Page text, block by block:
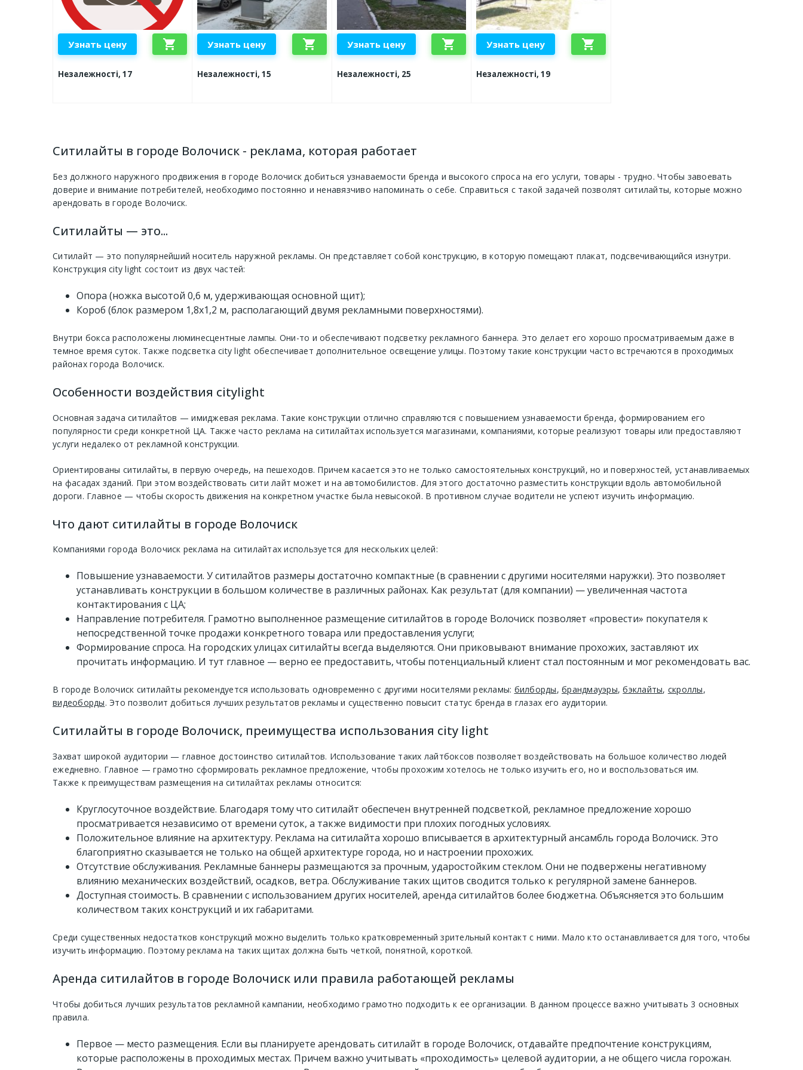
Узнать цену shopping_cart
Незалежності, 17
Узнать цену shopping_cart
Незалежності, 15
Узнать цену shopping_cart
Незалежності, 25
Узнать цену shopping_cart
Незалежності, 19
Ситилайты в городе Волочиск - реклама, которая работает
Без должного наружного продвижения в городе Волочиск добиться узнаваемости бренда и высокого спроса на его услуги, товары - трудно. Чтобы завоевать
доверие и внимание потребителей, необходимо постоянно и ненавязчиво напоминать о себе. Справиться с такой задачей позволят ситилайты, которые можно
арендовать в городе Волочиск.
Ситилайты — это...
Ситилайт — это популярнейший носитель наружной рекламы. Он представляет собой конструкцию, в которую помещают плакат, подсвечивающийся изнутри.
Конструкция city light состоит из двух частей:
Опора (ножка высотой 0,6 м, удерживающая основной щит);
Короб (блок размером 1,8х1,2 м, располагающий двумя рекламными поверхностями).
Внутри бокса расположены люминесцентные лампы. Они-то и обеспечивают подсветку рекламного баннера. Это делает его хорошо просматриваемым даже в
темное время суток. Также подсветка city light обеспечивает дополнительное освещение улицы. Поэтому такие конструкции часто встречаются в проходимых
районах города Волочиск.
Особенности воздействия citylight
Основная задача ситилайтов — имиджевая реклама. Такие конструкции отлично справляются с повышением узнаваемости бренда, формированием его
популярности среди конкретной ЦА. Также часто реклама на ситилайтах используется магазинами, компаниями, которые реализуют товары или предоставляют
услуги недалеко от рекламной конструкции.
Ориентированы ситилайты, в первую очередь, на пешеходов. Причем касается это не только самостоятельных конструкций, но и поверхностей, устанавливаемых
на фасадах зданий. При этом воздействовать сити лайт может и на автомобилистов. Для этого достаточно разместить конструкции вдоль автомобильной
дороги. Главное — чтобы скорость движения на конкретном участке была невысокой. В противном случае водители не успеют изучить информацию.
Что дают ситилайты в городе Волочиск
Компаниями города Волочиск реклама на ситилайтах используется для нескольких целей:
Повышение узнаваемости. У ситилайтов размеры достаточно компактные (в сравнении с другими носителями наружки). Это позволяет
устанавливать конструкции в большом количестве в различных районах. Как результат (для компании) — увеличенная частота
контактирования с ЦА;
Направление потребителя. Грамотно выполненное размещение ситилайтов в городе Волочиск позволяет «провести» покупателя к
непосредственной точке продажи конкретного товара или предоставления услуги;
Формирование спроса. На городских улицах ситилайты всегда выделяются. Они приковывают внимание прохожих, заставляют их
прочитать информацию. И тут главное — верно ее предоставить, чтобы потенциальный клиент стал постоянным и мог рекомендовать вас.
В городе Волочиск ситилайты рекомендуется использовать одновременно с другими носителями рекламы: билборды, брандмауэры,бэклайты, скроллы,
видеоборды. Это позволит добиться лучших результатов рекламы и существенно повысит статус бренда в глазах его аудитории.
Ситилайты в городе Волочиск, преимущества использования city light
Захват широкой аудитории — главное достоинство ситилайтов. Использование таких лайтбоксов позволяет воздействовать на большое количество людей
ежедневно. Главное — грамотно сформировать рекламное предложение, чтобы прохожим хотелось не только изучить его, но и воспользоваться им.
Также к преимуществам размещения на ситилайтах рекламы относится:
Круглосуточное воздействие. Благодаря тому что ситилайт обеспечен внутренней подсветкой, рекламное предложение хорошо
просматривается независимо от времени суток, а также видимости при плохих погодных условиях.
Положительное влияние на архитектуру. Реклама на ситилайта хорошо вписывается в архитектурный ансамбль города Волочиск. Это
благоприятно сказывается не только на общей архитектуре города, но и настроении прохожих.
Отсутствие обслуживания. Рекламные баннеры размещаются за прочным, ударостойким стеклом. Они не подвержены негативному
влиянию механических воздействий, осадков, ветра. Обслуживание таких щитов сводится только к регулярной замене баннеров.
Доступная стоимость. В сравнении с использованием других носителей, аренда ситилайтов более бюджетна. Объясняется это большим
количеством таких конструкций и их габаритами.
Среди существенных недостатков конструкций можно выделить только кратковременный зрительный контакт с ними. Мало кто останавливается для того, чтобы
изучить информацию. Поэтому реклама на таких щитах должна быть четкой, понятной, короткой.
Аренда ситилайтов в городе Волочиск или правила работающей рекламы
Чтобы добиться лучших результатов рекламной кампании, необходимо грамотно подходить к ее организации. В данном процессе важно учитывать 3 основных
правила.
Первое — место размещения. Если вы планируете арендовать ситилайт в городе Волочиск, отдавайте предпочтение конструкциям,
которые расположены в проходимых местах. Причем важно учитывать «проходимость» целевой аудитории, а не общего числа горожан.